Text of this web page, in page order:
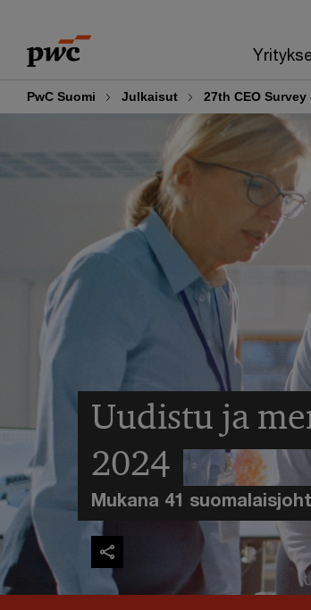
content
footer
PwC Suomi Julkaisut 27th CEO
Uudistu ja
2024
Mukana 41